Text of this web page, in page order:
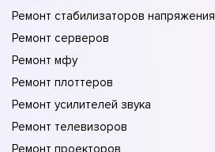
Ремонт стабилизаторов напряжения
Ремонт серверов
Ремонт мфу
Ремонт плоттеров
Ремонт усилителей звука
Ремонт телевизоров
Ремонт проекторов